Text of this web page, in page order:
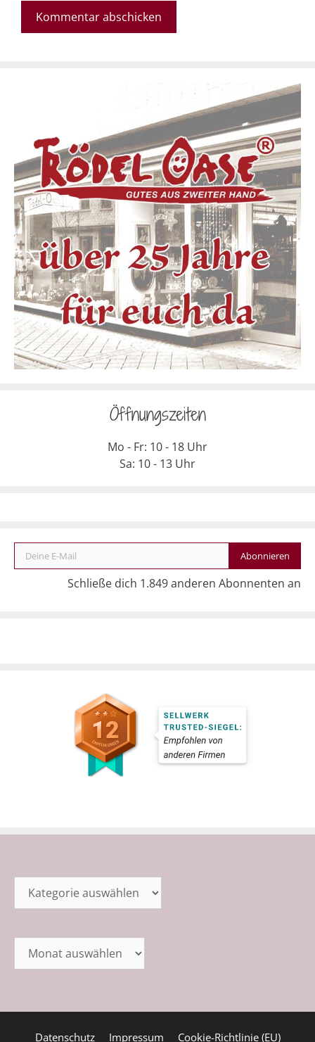
Öffnungszeiten
Mo - Fr: 10 - 18 Uhr
Sa: 10 - 13 Uhr
Deine E-Mail
Abonnieren
Schließe dich 1.849 anderen Abonnenten an
Kategorien
Datenschutz Impressum Cookie-Richtlinie (EU)